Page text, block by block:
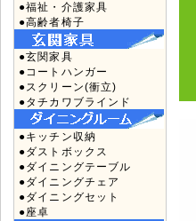
●福祉・介護家具
●高齢者椅子
●玄関家具
●コートハンガー
●スクリーン(衝立)
●タチカワブラインド
●キッチン収納
●ダストボックス
●ダイニングテーブル
●ダイニングチェア
●ダイニングセット
●座卓